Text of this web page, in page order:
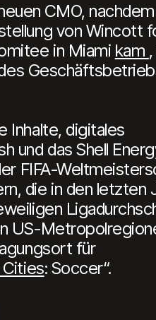
CMO,
von Wincott
in Miami kam
Inhalte, digitales
und das Shell
FIFA-
die in den letzten
US-
für
: Soccer“.